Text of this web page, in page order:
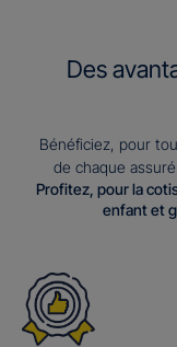
Des
Bénéficiez, pour
de chaque
Profitez, pour la
enfant et